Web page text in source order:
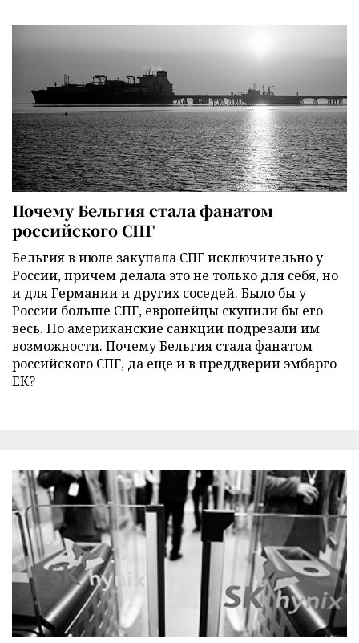
Почему Бельгия стала фанатом
российского СПГ
Бельгия в июле закупала СПГ исключительно у
России, причем делала это не только для себя, но
и для Германии и других соседей. Было бы у
России больше СПГ, европейцы скупили бы его
весь. Но американские санкции подрезали им
возможности. Почему Бельгия стала фанатом
российского СПГ, да еще и в преддверии эмбарго
ЕК?